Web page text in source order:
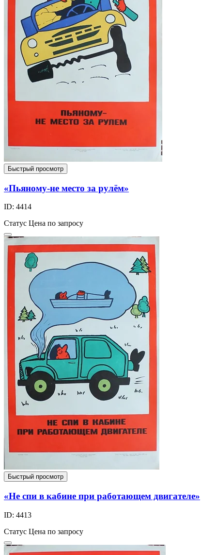
Быстрый просмотр
«Пьяному-не место за рулём»
ID: 4414
Статус Цена по запросу
Быстрый просмотр
«Не спи в кабине при работающем двигателе»
ID: 4413
Статус Цена по запросу